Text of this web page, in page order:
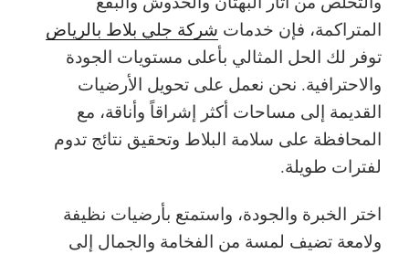
المتراكمة، فإن خدمات شركة جلي بلاط بالرياض
توفر لك الحل المثالي بأعلى مستويات الجودة
والاحترافية. نحن نعمل على تحويل الأرضيات
القديمة إلى مساحات أكثر إشراقاً وأناقة، مع
المحافظة على سلامة البلاط وتحقيق نتائج تدوم
لفترات طويلة.
اختر الخبرة والجودة، واستمتع بأرضيات نظيفة
ولامعة تضيف لمسة من الفخامة والجمال إلى